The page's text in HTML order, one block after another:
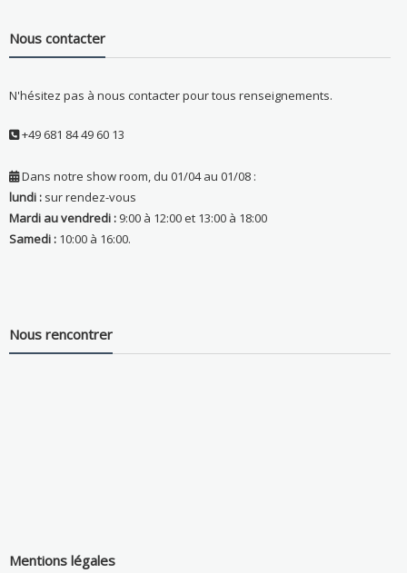
Nous contacter
N'hésitez pas à nous contacter pour tous renseignements.
+49 681 84 49 60 13
Dans notre show room, du 01/04 au 01/08 :
lundi : sur rendez-vous
Mardi au vendredi :9:00 à 12:00 et 13:00 à 18:00
Samedi : 10:00 à 16:00.
Nous rencontrer
Mentions légales